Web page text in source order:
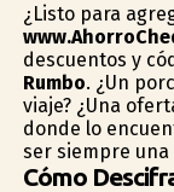
¿Listo para
descuentos y
Rumbo. ¿Un
viaje? ¿Una
donde lo
ser siempre
Cómo